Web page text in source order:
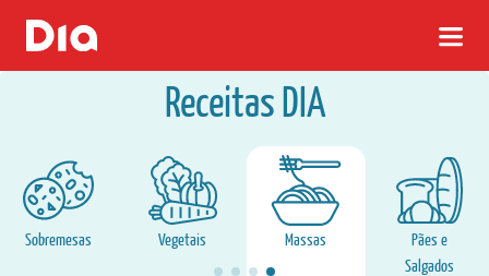
Receitas DIA
Sobremesas Vegetais Massas
Pães e
Salgados